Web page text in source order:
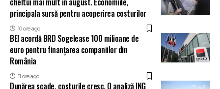
principala sursă pentru acoperirea costurilor
10 ore ago
BEI acordă BRD Sogelease 100 milioane de
euro pentru finanțarea companiilor din
România
11 ore ago
Dunărea scade, costurile cresc. O analiză ING